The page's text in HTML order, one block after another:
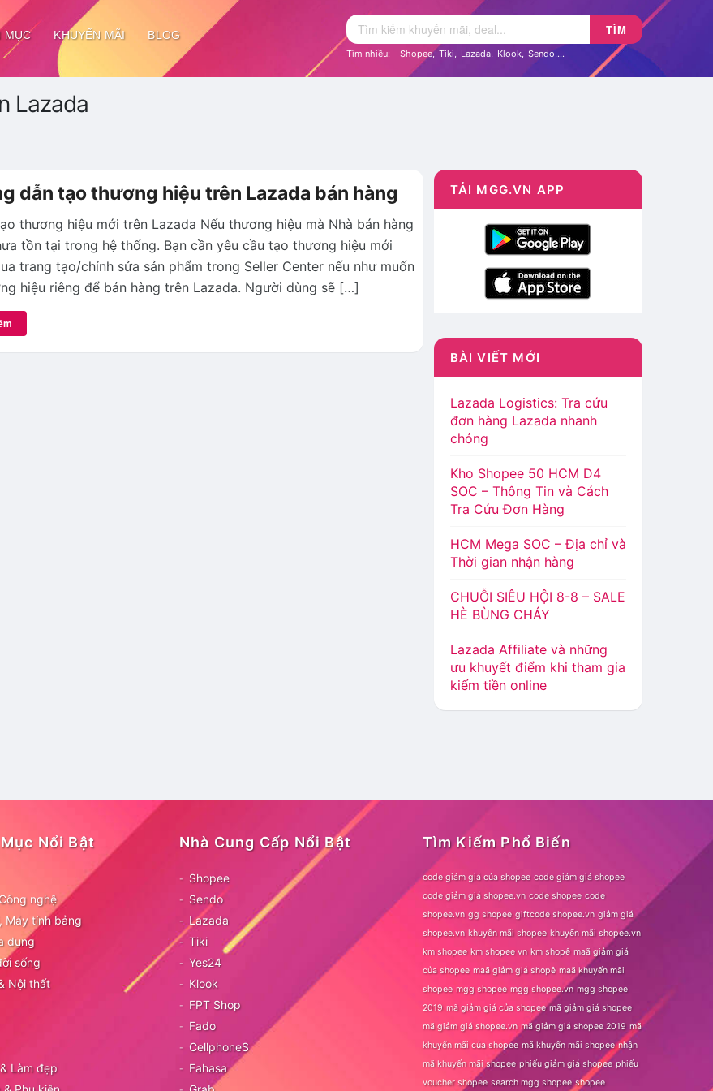
MỤC KHUYẾN MÃI BLOG TÌM
Tìm nhiều: Shopee, Tiki, Lazada, Klook, Sendo,...
Lazada
dẫn tạo thương hiệu trên Lazada bán hàng
thương hiệu mới trên Lazada Nếu thương hiệu mà Nhà bán hàng
tồn tại trong hệ thống. Bạn cần yêu cầu tạo thương hiệu mới
trang tạo/chỉnh sửa sản phẩm trong Seller Center nếu như muốn
hiệu riêng để bán hàng trên Lazada. Người dùng sẽ […]
TẢI MGG.VN APP
BÀI VIẾT MỚI
Lazada Logistics: Tra cứu
đơn hàng Lazada nhanh
chóng
Kho Shopee 50 HCM D4
SOC – Thông Tin và Cách
Tra Cứu Đơn Hàng
HCM Mega SOC – Địa chỉ và
Thời gian nhận hàng
CHUỖI SIÊU HỘI 8-8 – SALE
HÈ BÙNG CHÁY
Lazada Affiliate và những
ưu khuyết điểm khi tham gia
kiếm tiền online
Nổi Bật
nghệ
Máy tính bảng
dụng
sống
Nội thất
Làm đẹp
Nhà Cung Cấp Nổi Bật
Shopee
Sendo
Lazada
Tiki
Yes24
Klook
FPT Shop
Fado
CellphoneS
Fahasa
Tìm Kiếm Phổ Biến
code giảm giá của shopee code giảm giá shopee
code giảm giá shopee.vn code shopee code
shopee.vn gg shopee giftcode shopee.vn giảm giá
shopee.vn khuyến mãi shopee khuyến mãi shopee.vn
km shopee km shopee vn km shopê maã giảm giá
của shopee maã giảm giá shopê maã khuyến mãi
shopee mgg shopee mgg shopee.vn mgg shopee
2019 mã giảm giá của shopee mã giảm giá shopee
mã giảm giá shopee.vn mã giảm giá shopee 2019 mã
khuyến mãi của shopee mã khuyến mãi shopee nhận
mã khuyến mãi shopee phiếu giảm giá shopee phiếu
voucher shopee search mgg shopee shopee